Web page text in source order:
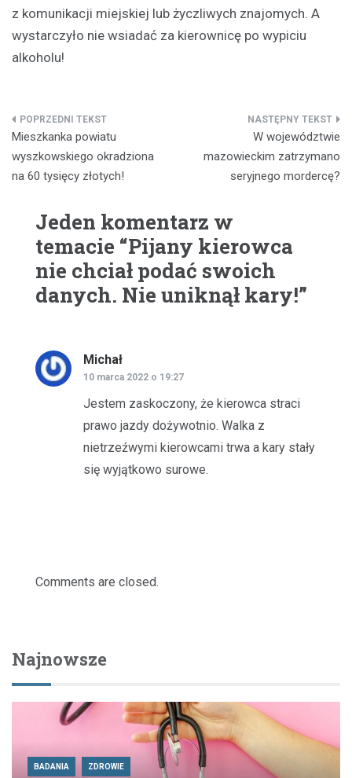
z komunikacji miejskiej lub życzliwych znajomych. A
wystarczyło nie wsiadać za kierownicę po wypiciu
alkoholu!
Nawigacja
wpisu
Mieszkanka powiatu
wyszkowskiego okradziona
na 60 tysięcy złotych!
W województwie
mazowieckim zatrzymano
seryjnego mordercę?
Jeden komentarz w
temacie “Pijany kierowca
nie chciał podać swoich
danych. Nie uniknął kary!”
Michał
10 marca 2022 o 19:27
Jestem zaskoczony, że kierowca straci
prawo jazdy dożywotnio. Walka z
nietrzeźwymi kierowcami trwa a kary stały
się wyjątkowo surowe.
Comments are closed.
Najnowsze
BADANIA ZDROWIE